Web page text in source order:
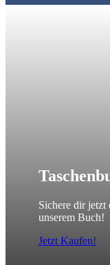
Sichere dir jetzt
unserem Buch!
Jetzt Kaufen!